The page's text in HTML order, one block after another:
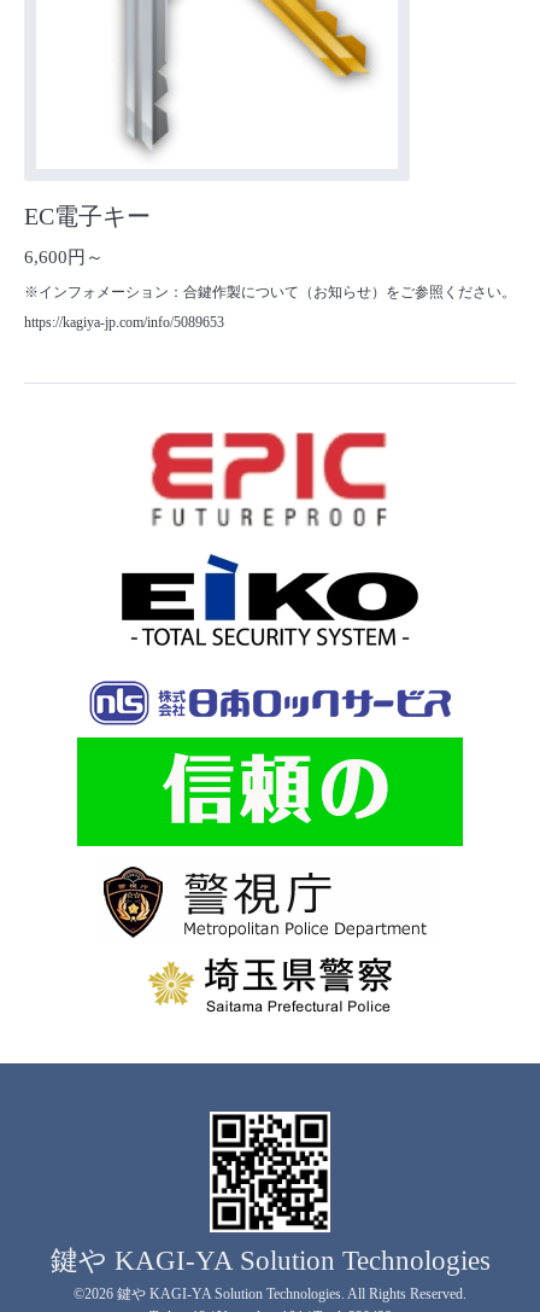
EC電子キー
6,600円～
※インフォメーション：合鍵作製について（お知らせ）をご参照ください。
https://kagiya-jp.com/info/5089653
鍵や KAGI-YA Solution Technologies
©2026 鍵や KAGI-YA Solution Technologies . All Rights Reserved.